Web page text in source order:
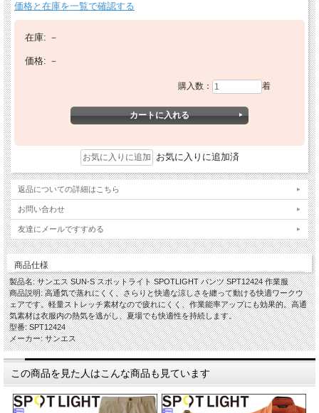
価格と在庫を一覧で確認する
在庫: －
価格: －
購入数： 着
お気に入りに追加済
返品についての詳細はこちら
お問い合わせ
友達にメールですすめる
商品仕様
製品名: サンエス SUN-S スポットライト SPOTLIGHT パンツ SPT12424 作業服
商品説明: 高通気で蒸れにくく、さらりと快適な涼しさを纏って動ける快適ワークウ
ェアです。軽量ストレッチ素材なので疲れにくく、作業能率アップにも効果的。高通
気素材は衣服内の熱気を逃がし、夏場でも快適性を持続します。
型番: SPT12424
メーカー: サンエス
この商品を見た人はこんな商品も見ています